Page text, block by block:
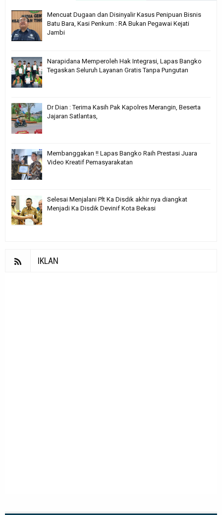
Mencuat Dugaan dan Disinyalir Kasus Penipuan Bisnis
Batu Bara, Kasi Penkum : RA Bukan Pegawai Kejati
Jambi
Narapidana Memperoleh Hak Integrasi, Lapas Bangko
Tegaskan Seluruh Layanan Gratis Tanpa Pungutan
Dr Dian : Terima Kasih Pak Kapolres Merangin, Beserta
Jajaran Satlantas,
Membanggakan !! Lapas Bangko Raih Prestasi Juara
Video Kreatif Pemasyarakatan
Selesai Menjalani Plt Ka Disdik akhir nya diangkat
Menjadi Ka Disdik Devinif Kota Bekasi
IKLAN